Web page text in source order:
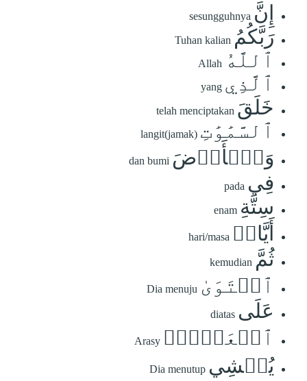
إِنَّ sesungguhnya
رَبَّكُمُ Tuhan kalian
ٱللَّهُ Allah
ٱلَّذِي yang
خَلَقَ telah menciptakan
ٱلسَّمَٰوَٰتِ langit(jamak)
وَٱلۡأَرۡضَ dan bumi
فِي pada
سِتَّةِ enam
أَيَّامٖ hari/masa
ثُمَّ kemudian
ٱسۡتَوَىٰ Dia menuju
عَلَى diatas
ٱلۡعَرۡشِۖ Arasy
يُغۡشِي Dia menutup